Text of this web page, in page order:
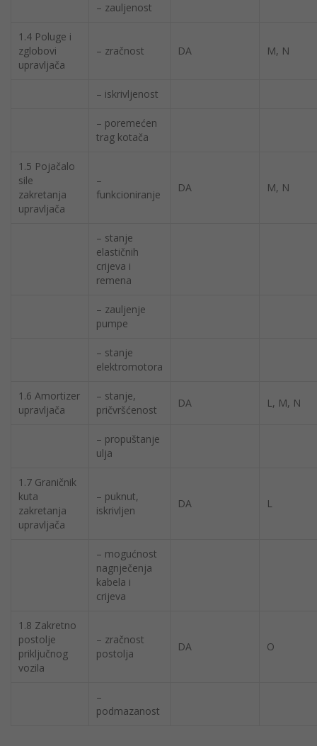
– zauljenost
1.4 Poluge i
zglobovi
upravljača
– zračnost DA M, N
– iskrivljenost
– poremećen
trag kotača
1.5 Pojačalo
sile
zakretanja
upravljača
–
funkcioniranje
DA M, N
– stanje
elastičnih
crijeva i
remena
– zauljenje
pumpe
– stanje
elektromotora
1.6 Amortizer
upravljača
– stanje,
pričvršćenost
DA L, M, N
– propuštanje
ulja
1.7 Graničnik
kuta
zakretanja
upravljača
– puknut,
iskrivljen
DA L
– mogućnost
nagnječenja
kabela i
crijeva
1.8 Zakretno
postolje
priključnog
vozila
– zračnost
postolja
DA O
–
podmazanost